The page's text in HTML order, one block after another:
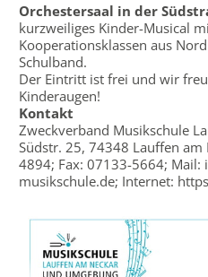
Orchestersaal in der
kurzweiliges Kinder-Musical
Kooperationsklassen aus
Schulband.
Der Eintritt ist frei und wir
Kinderaugen!
Kontakt
Zweckverband Musikschule
Südstr. 25, 74348 Lauffen
4894; Fax: 07133-5664; Mail:
musikschule.de; Internet: